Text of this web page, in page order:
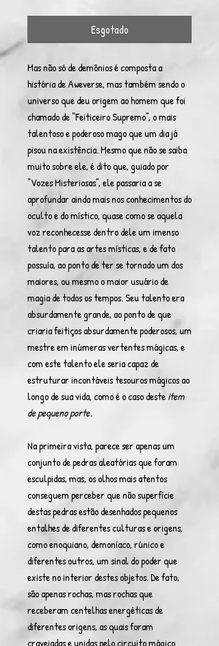
Esgotado
Mas não só de demônios é composta a
história de Aweverse, mas também sendo o
universo que deu origem ao homem que foi
chamado de “Feiticeiro Supremo”, o mais
talentoso e poderoso mago que um dia já
pisou na existência. Mesmo que não se saiba
muito sobre ele, é dito que, guiado por
“Vozes Misteriosas”, ele passaria a se
aprofundar ainda mais nos conhecimentos do
oculto e do místico, quase como se aquela
voz reconhecesse dentro dele um imenso
talento para as artes místicas, e de fato
possuía, ao ponto de ter se tornado um dos
maiores, ou mesmo o maior usuário de
magia de todos os tempos. Seu talento era
absurdamente grande, ao ponto de que
criaria feitiços absurdamente poderosos, um
mestre em inúmeras vertentes mágicas, e
com este talento ele seria capaz de
estruturar incontáveis tesouros mágicos ao
longo de sua vida, como é o caso desteitem
de pequeno porte.
Na primeira vista, parece ser apenas um
conjunto de pedras aleatórias que foram
esculpidas, mas, os olhos mais atentos
conseguem perceber que não superfície
destas pedras estão desenhados pequenos
entalhes de diferentes culturas e origens,
como enoquiano, demoníaco, rúnico e
diferentes outros, um sinal do poder que
existe no interior destes objetos. De fato,
são apenas rochas, mas rochas que
receberam centelhas energéticas de
diferentes origens, as quais foram
cravejadas e unidas pelo circuito mágico